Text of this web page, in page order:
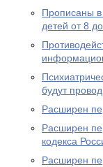
Прописаны
детей от 8
будут
Расширен
Расширен
кодекса
Расширен